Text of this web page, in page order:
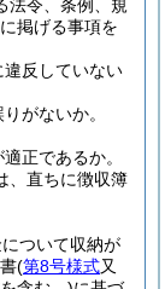
法令、条例、規
掲げる事項を
反していない
がないか。
正であるか。
、直ちに徴収簿
ついて収納が
(第8号様式又